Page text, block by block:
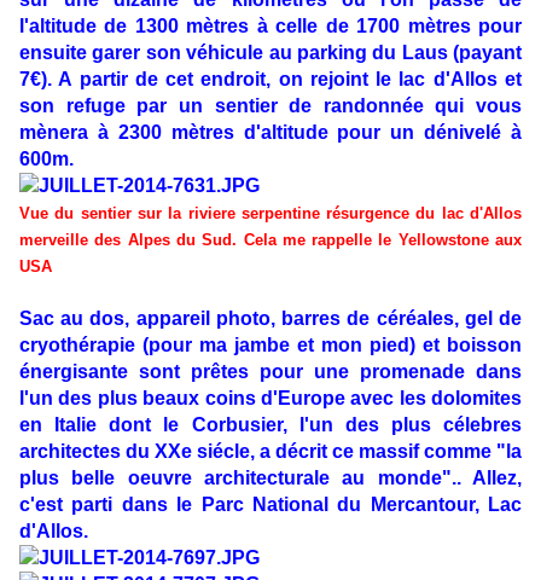
l'altitude de 1300 mètres à celle de 1700 mètres pour
ensuite garer son véhicule au parking du Laus (payant
7€). A partir de cet endroit, on rejoint le lac d'Allos et
son refuge par un sentier de randonnée qui vous
mènera à 2300 mètres d'altitude pour un dénivelé à
600m.
Vue du sentier sur la riviere serpentine résurgence du lac d'Allos
merveille des Alpes du Sud. Cela me rappelle le Yellowstone aux
USA
Sac au dos, appareil photo, barres de céréales, gel de
cryothérapie (pour ma jambe et mon pied) et boisson
énergisante sont prêtes pour une promenade dans
l'un des plus beaux coins d'Europe avec les dolomites
en Italie dont le Corbusier, l'un des plus célebres
architectes du XXe siécle, a décrit ce massif comme "la
plus belle oeuvre architecturale au monde".. Allez,
c'est parti dans le Parc National du Mercantour, Lac
d'Allos.